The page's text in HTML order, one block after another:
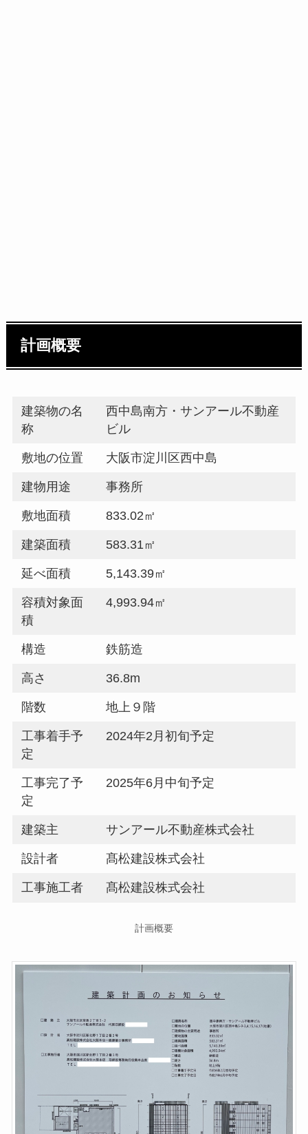
計画概要
建築物の名
称
西中島南方・サンアール不動産
ビル
敷地の位置 大阪市淀川区西中島
建物用途 事務所
敷地面積 833.02㎡
建築面積 583.31㎡
延べ面積 5,143.39㎡
容積対象面
積
4,993.94㎡
構造 鉄筋造
高さ 36.8m
階数 地上９階
工事着手予
定
2024年2月初旬予定
工事完了予
定
2025年6月中旬予定
建築主 サンアール不動産株式会社
設計者 髙松建設株式会社
工事施工者 髙松建設株式会社
計画概要